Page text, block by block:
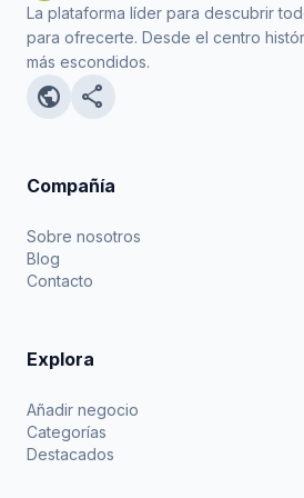
La plataforma líder para descubrir
para ofrecerte. Desde el centro
más escondidos.
public share
Compañía
Sobre nosotros
Blog
Contacto
Explora
Añadir negocio
Categorías
Destacados